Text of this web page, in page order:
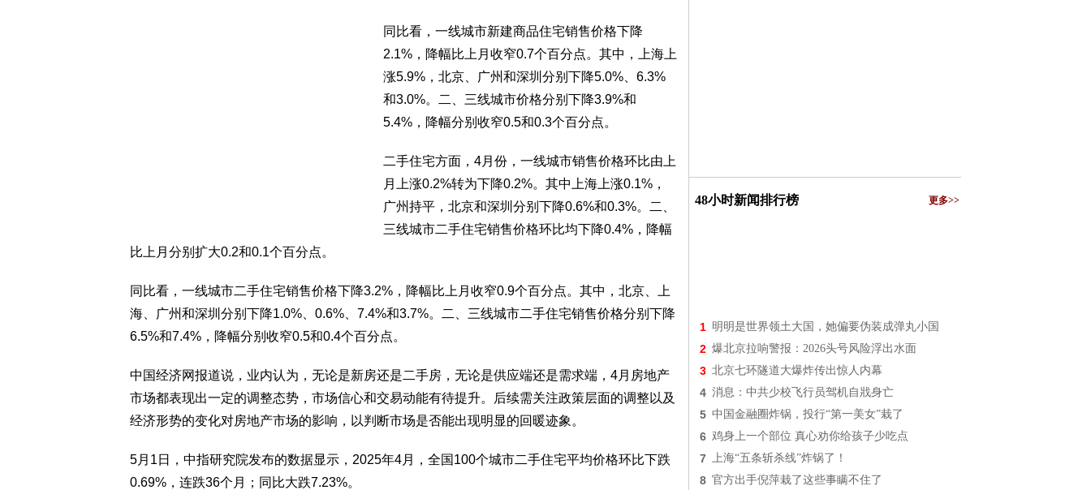
同比看，一线城市新建商品住宅销售价格下降
2.1%，降幅比上月收窄0.7个百分点。其中，上海上
涨5.9%，北京、广州和深圳分别下降5.0%、6.3%
和3.0%。二、三线城市价格分别下降3.9%和
5.4%，降幅分别收窄0.5和0.3个百分点。
二手住宅方面，4月份，一线城市销售价格环比由上
月上涨0.2%转为下降0.2%。其中上海上涨0.1%，
广州持平，北京和深圳分别下降0.6%和0.3%。二、
三线城市二手住宅销售价格环比均下降0.4%，降幅
比上月分别扩大0.2和0.1个百分点。
同比看，一线城市二手住宅销售价格下降3.2%，降幅比上月收窄0.9个百分点。其中，北京、上
海、广州和深圳分别下降1.0%、0.6%、7.4%和3.7%。二、三线城市二手住宅销售价格分别下降
6.5%和7.4%，降幅分别收窄0.5和0.4个百分点。
中国经济网报道说，业内认为，无论是新房还是二手房，无论是供应端还是需求端，4月房地产
市场都表现出一定的调整态势，市场信心和交易动能有待提升。后续需关注政策层面的调整以及
经济形势的变化对房地产市场的影响，以判断市场是否能出现明显的回暖迹象。
5月1日，中指研究院发布的数据显示，2025年4月，全国100个城市二手住宅平均价格环比下跌
0.69%，连跌36个月；同比大跌7.23%。
48小时新闻排行榜 更多>>
1 明明是世界领土大国，她偏要伪装成弹丸小国
2 爆北京拉响警报：2026头号风险浮出水面
3 北京七环隧道大爆炸传出惊人内幕
4 消息：中共少校飞行员驾机自戕身亡
5 中国金融圈炸锅，投行“第一美女”栽了
6 鸡身上一个部位 真心劝你给孩子少吃点
7 上海“五条斩杀线”炸锅了！
8 官方出手倪萍栽了这些事瞒不住了